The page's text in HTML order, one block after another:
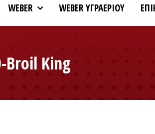
WEBER WEBER ΥΓΡΑΕΡΙΟΥ
Broil King